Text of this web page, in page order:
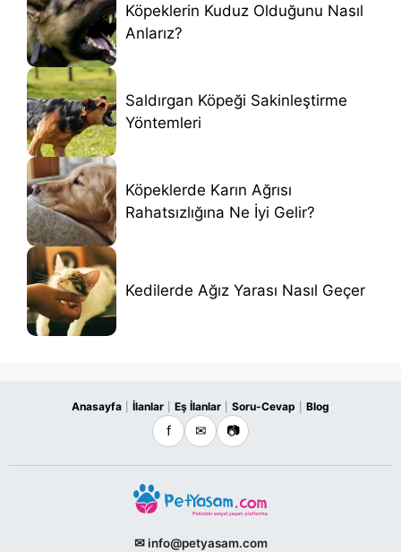
Köpeklerin Kuduz Olduğunu Nasıl
Anlarız?
Saldırgan Köpeği Sakinleştirme
Yöntemleri
Köpeklerde Karın Ağrısı
Rahatsızlığına Ne İyi Gelir?
Kedilerde Ağız Yarası Nasıl Geçer
Anasayfa İlanlar Eş İlanlar Soru-Cevap Blog
f ✉ 📷
✉ info@petyasam.com